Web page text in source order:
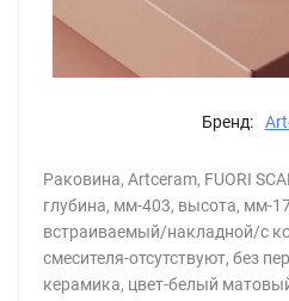
Бренд:
Раковина, Artceram, FUORI
глубина, мм-403, высота, мм-
встраиваемый/накладной/с
смесителя-отсутствуют, без
керамика, цвет-белый